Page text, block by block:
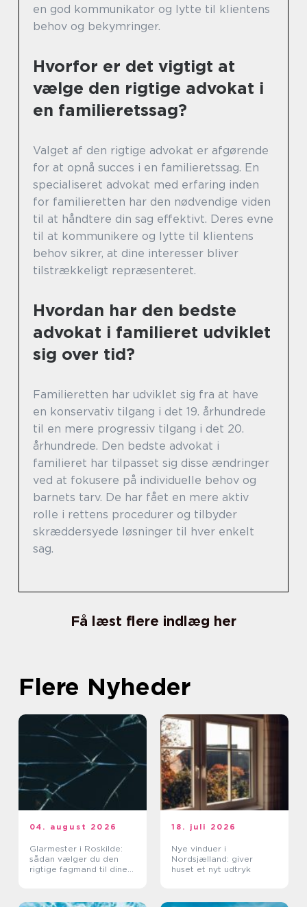
en god kommunikator og lytte til klientens
behov og bekymringer.
Hvorfor er det vigtigt at
vælge den rigtige advokat i
en familieretssag?
Valget af den rigtige advokat er afgørende
for at opnå succes i en familieretssag. En
specialiseret advokat med erfaring inden
for familieretten har den nødvendige viden
til at håndtere din sag effektivt. Deres evne
til at kommunikere og lytte til klientens
behov sikrer, at dine interesser bliver
tilstrækkeligt repræsenteret.
Hvordan har den bedste
advokat i familieret udviklet
sig over tid?
Familieretten har udviklet sig fra at have
en konservativ tilgang i det 19. århundrede
til en mere progressiv tilgang i det 20.
århundrede. Den bedste advokat i
familieret har tilpasset sig disse ændringer
ved at fokusere på individuelle behov og
barnets tarv. De har fået en mere aktiv
rolle i rettens procedurer og tilbyder
skræddersyede løsninger til hver enkelt
sag.
Få læst flere indlæg her
Flere Nyheder
04. august 2026
Glarmester i Roskilde:
sådan vælger du den
rigtige fagmand til dine
18. juli 2026
Nye vinduer i
Nordsjælland: giver
huset et nyt udtryk